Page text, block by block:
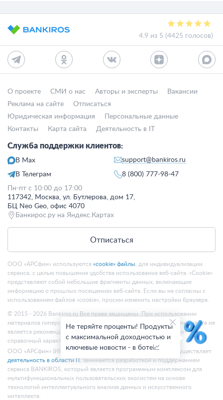
4.9 из 5 (4425 голосов)
О проекте СМИ о нас Авторы и эксперты
Вакансии
Реклама на сайте
Отписаться
Юридическая информация
Персональные данные
Контакты
Карта сайта Деятельность в IT
Служба поддержки клиентов:
В Max
В Телеграм
support@bankiros.ru
8 (800) 777-98-47
Пн-пт с 10:00 до 17:00
117342, Москва, ул. Бутлерова, дом 17,
БЦ Neo Geo, офис 4070
Банкирос.ру на Яндекс.Картах
Отписаться
ООО «АРСфин» используются «cookie» файлы , для индивидуализации
сервиса, с целью повышения удобства использования веб-сайта. «Cookie»
представляют собой небольшие фрагменты данных, включающие
информацию о прошлых посещениях веб-сайта. Если вы не согласны с
использованием файлов «cookie», просим изменить настройки браузера.
© 2015 - 2026 Bankiros.ru Все права защищены. При использовании
материалов гиперссылка на bankiros.ru обязательна. Содержание сайта не
является рекомендацией или офертой и носит информационно-
справочный характер.
ООО «АРСфин» (ИНН 7722445717, ОГРН 1187746346556) осуществляет
деятельность в области IT , занимается разработкой и поддержанием
сервиса BANKIROS, который является программным комплексом для
мультифункциональных пользовательских экосистем на основе
технологий интеллектуального анализа данных и искусственного
интеллекта.
Не теряйте проценты! Продукты
с максимальной доходностью и
ключевые новости - в боте📈